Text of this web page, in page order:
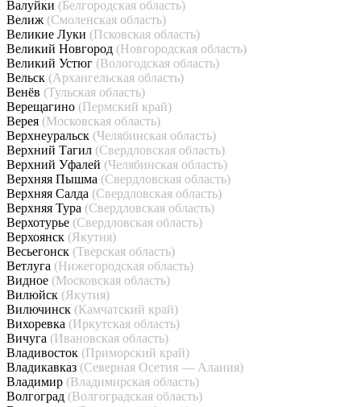
Валуйки (Белгородская область)
Велиж (Смоленская область)
Великие Луки (Псковская область)
Великий Новгород (Новгородская область)
Великий Устюг (Вологодская область)
Вельск (Архангельская область)
Венёв (Тульская область)
Верещагино (Пермский край)
Верея (Московская область)
Верхнеуральск (Челябинская область)
Верхний Тагил (Свердловская область)
Верхний Уфалей (Челябинская область)
Верхняя Пышма (Свердловская область)
Верхняя Салда (Свердловская область)
Верхняя Тура (Свердловская область)
Верхотурье (Свердловская область)
Верхоянск (Якутия)
Весьегонск (Тверская область)
Ветлуга (Нижегородская область)
Видное (Московская область)
Вилюйск (Якутия)
Вилючинск (Камчатский край)
Вихоревка (Иркутская область)
Вичуга (Ивановская область)
Владивосток (Приморский край)
Владикавказ (Северная Осетия — Алания)
Владимир (Владимирская область)
Волгоград (Волгоградская область)